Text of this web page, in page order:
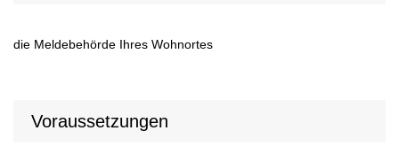
die Meldebehörde Ihres Wohnortes
Voraussetzungen